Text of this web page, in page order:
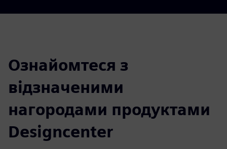
Ознайомтеся з
відзначеними
нагородами продуктами
Designcenter